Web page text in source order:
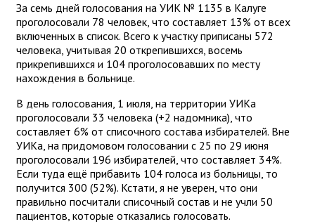
За семь дней голосования на УИК № 1135 в Калуге
проголосовали 78 человек, что составляет 13% от всех
включенных в список. Всего к участку приписаны 572
человека, учитывая 20 открепившихся, восемь
прикрепившихся и 104 проголосовавших по месту
нахождения в больнице.
В день голосования, 1 июля, на территории УИКа
проголосовали 33 человека (+2 надомника), что
составляет 6% от списочного состава избирателей. Вне
УИКа, на придомовом голосовании с 25 по 29 июня
проголосовали 196 избирателей, что составляет 34%.
Если туда ещё прибавить 104 голоса из больницы, то
получится 300 (52%). Кстати, я не уверен, что они
правильно посчитали списочный состав и не учли 50
пациентов, которые отказались голосовать.